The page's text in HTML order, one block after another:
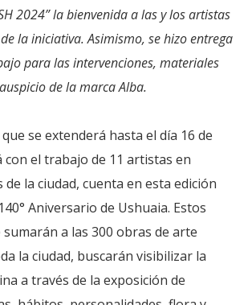
2024” la bienvenida a las y los artistas
la iniciativa. Asimismo, se hizo entrega
para las intervenciones, materiales
de la marca Alba.
que se extenderá hasta el día 16 de
con el trabajo de 11 artistas en
la ciudad, cuenta en esta edición
Aniversario de Ushuaia. Estos
a las 300 obras de arte
la ciudad, buscarán visibilizar la
a través de la exposición de